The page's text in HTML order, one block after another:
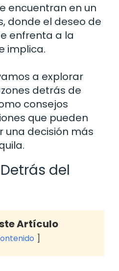
encuentran en un
donde el deseo de
enfrenta a la
implica.
a explorar
detrás de
consejos
que pueden
decisión más
del
Artículo